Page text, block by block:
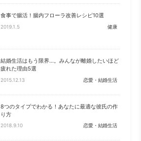
食事で腸活！腸内フローラ改善レシピ10選
2019.1.5 健康
結婚生活はもう限界…。みんなが離婚したいほど
疲れた理由5選
2015.12.13 恋愛・結婚生活
8つのタイプでわかる！あなたに最適な彼氏の作
り方
2018.9.10 恋愛・結婚生活